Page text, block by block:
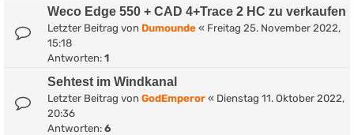
Weco Edge 550 + CAD 4+Trace 2 HC zu verkaufen
Letzter Beitrag von Dumounde « Freitag 25. November 2022,
15:18
Antworten: 1
Sehtest im Windkanal
Letzter Beitrag von GodEmperor « Dienstag 11. Oktober 2022,
20:36
Antworten: 6